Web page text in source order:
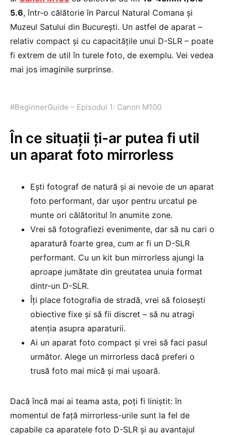
5.6, într-o călătorie în Parcul Natural Comana și
Muzeul Satului din București. Un astfel de aparat –
relativ compact și cu capacitățile unui D-SLR – poate
fi extrem de util în turele foto, de exemplu. Vei vedea
mai jos imaginile surprinse.
#BeginnerGuide – Episodul 1: Canon M100
În ce situații ți-ar putea fi util
un aparat foto mirrorless
Ești fotograf de natură și ai nevoie de un aparat
foto performant, dar ușor pentru urcatul pe
munte ori călătoritul în anumite zone.
Vrei să fotografiezi evenimente, dar să nu cari o
aparatură foarte grea, cum ar fi un D-SLR
performant. Cu un kit bun mirrorless ajungi la
aproape jumătate din greutatea unuia format
dintr-un D-SLR.
Îți place fotografia de stradă, vrei să folosești
obiective fixe și să fii discret – să nu atragi
atenția asupra aparaturii.
Ai un aparat foto compact și vrei să faci pasul
următor. Alege un mirrorless dacă preferi o
trusă foto mai mică și mai ușoară.
Dacă încă mai ai teama asta, poți fi liniștit: în
momentul de față mirrorless-urile sunt la fel de
capabile ca aparatele foto D-SLR și au avantajul